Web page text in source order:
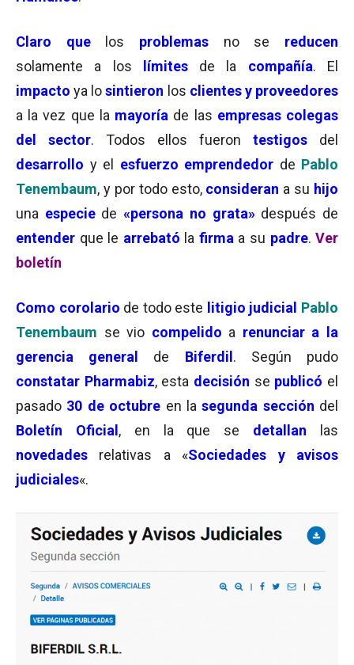
Claro quelos problemas no se reducen
solamente a los
límites de la compañía. El
impacto ya losintieron los clientes y proveedores
a la vez que la mayoría de las empresas colegas
del sector. Todos ellos fueron testigos
del
desarrollo y el esfuerzo emprendedor de Pablo
Tenembaum, y por todo esto, consideran a su hijo
una especie de«persona no grata» después de
entender que le arrebató la firma a su padre.Ver
boletín
Como corolario de todo este litigio judicial Pablo
Tenembaum se vio compelido a renunciar a la
gerencia general
de Biferdil . Según pudo
constatar Pharmabiz, esta decisión se publicó el
pasado 30 de octubre en la segunda sección del
Boletín Oficial , en la que se detallan las
novedades
relativas a «Sociedades y avisos
judiciales«.